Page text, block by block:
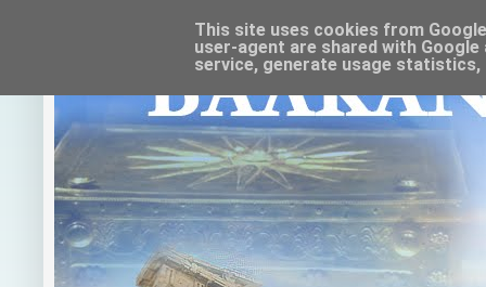
This site uses cookies from
user-agent are shared with
service, generate usage statistics,